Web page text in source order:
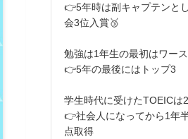
👉5年時は副キャプテンと
会3位入賞🥉
勉強は1年生の最初はワー
👉5年の最後にはトップ3
学生時代に受けたTOEIC
👉社会人になってから1年
点取得